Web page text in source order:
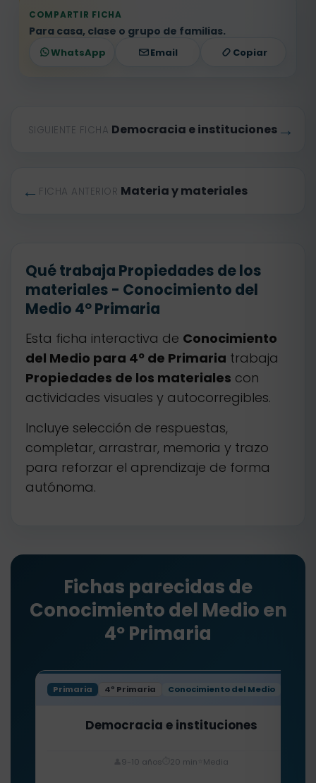
COMPARTIR FICHA
Para casa, clase o grupo de familias.
WhatsApp Email Copiar
← FICHA ANTERIOR Materia y materiales
SIGUIENTE FICHA Democracia e instituciones →
Qué trabaja Propiedades de los
materiales - Conocimiento del
Medio 4º Primaria
Esta ficha interactiva de Conocimiento
del Medio para 4º de Primaria trabaja
Propiedades de los materiales con
actividades visuales y autocorregibles.
Incluye selección de respuestas,
completar, arrastrar, memoria y trazo
para reforzar el aprendizaje de forma
autónoma.
Fichas parecidas de
Conocimiento del Medio en
4º Primaria
Primaria 4º Primaria Conocimiento del Medio
Democracia e instituciones
9-10 años 20 min Media